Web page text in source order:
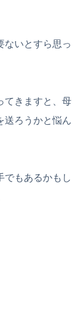
ないとすら思っ
てきますと、母
送ろうかと悩ん
でもあるかもし